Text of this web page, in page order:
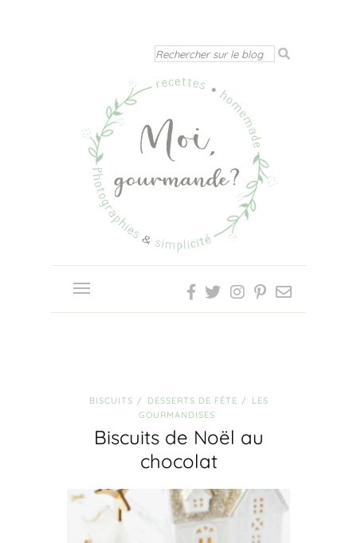
BISCUITS / DESSERTS DE FÊTE /
LES
GOURMANDISES
Biscuits de Noël au
chocolat